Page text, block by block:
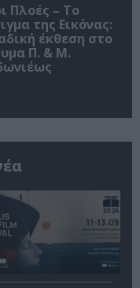
Πλοές – Το
της Εικόνας:
έκθεση στο
Π. & Μ.